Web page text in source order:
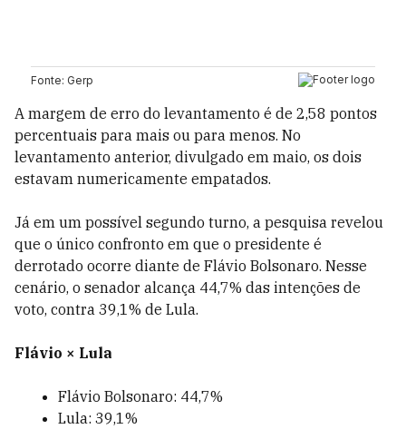
A margem de erro do levantamento é de 2,58 pontos
percentuais para mais ou para menos. No
levantamento anterior, divulgado em maio, os dois
estavam numericamente empatados.
Já em um possível segundo turno, a pesquisa revelou
que o único confronto em que o presidente é
derrotado ocorre diante de Flávio Bolsonaro. Nesse
cenário, o senador alcança 44,7% das intenções de
voto, contra 39,1% de Lula.
Flávio × Lula
Flávio Bolsonaro: 44,7%
Lula: 39,1%